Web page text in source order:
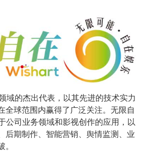
域的杰出代表，以其先进的技术实力
全球范围内赢得了广泛关注。无限自
公司业务领域和影视创作的应用，以
后期制作、智能营销、舆情监测、业
。